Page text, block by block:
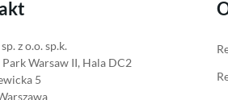
z o.o. sp.k.
Warsaw II, Hala DC2
5